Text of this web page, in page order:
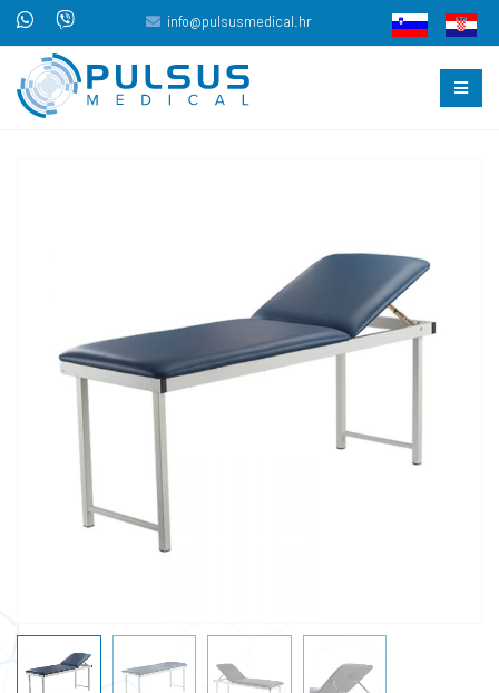
info@pulsusmedical.hr